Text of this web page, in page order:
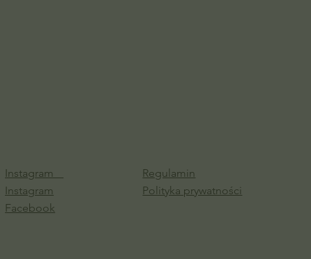
Instagram
Instagram
Facebook
Regulamin
Polityka prywatności